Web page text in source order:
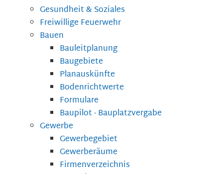
Gesundheit & Soziales
Freiwillige Feuerwehr
Bauen
Bauleitplanung
Baugebiete
Planauskünfte
Bodenrichtwerte
Formulare
Baupilot - Bauplatzvergabe
Gewerbe
Gewerbegebiet
Gewerberäume
Firmenverzeichnis